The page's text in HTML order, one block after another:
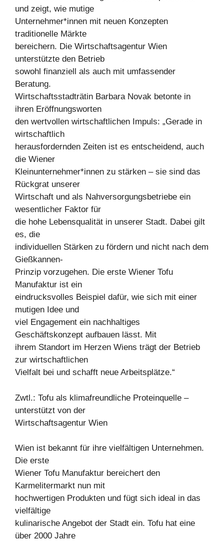
und zeigt, wie mutige
Unternehmer*innen mit neuen Konzepten
traditionelle Märkte
bereichern. Die Wirtschaftsagentur Wien
unterstützte den Betrieb
sowohl finanziell als auch mit umfassender
Beratung.
Wirtschaftsstadträtin Barbara Novak betonte in
ihren Eröffnungsworten
den wertvollen wirtschaftlichen Impuls: „Gerade in
wirtschaftlich
herausfordernden Zeiten ist es entscheidend, auch
die Wiener
Kleinunternehmer*innen zu stärken – sie sind das
Rückgrat unserer
Wirtschaft und als Nahversorgungsbetriebe ein
wesentlicher Faktor für
die hohe Lebensqualität in unserer Stadt. Dabei gilt
es, die
individuellen Stärken zu fördern und nicht nach dem
Gießkannen-
Prinzip vorzugehen. Die erste Wiener Tofu
Manufaktur ist ein
eindrucksvolles Beispiel dafür, wie sich mit einer
mutigen Idee und
viel Engagement ein nachhaltiges
Geschäftskonzept aufbauen lässt. Mit
ihrem Standort im Herzen Wiens trägt der Betrieb
zur wirtschaftlichen
Vielfalt bei und schafft neue Arbeitsplätze.“
Zwtl.: Tofu als klimafreundliche Proteinquelle –
unterstützt von der
Wirtschaftsagentur Wien
Wien ist bekannt für ihre vielfältigen Unternehmen.
Die erste
Wiener Tofu Manufaktur bereichert den
Karmelitermarkt nun mit
hochwertigen Produkten und fügt sich ideal in das
vielfältige
kulinarische Angebot der Stadt ein. Tofu hat eine
über 2000 Jahre